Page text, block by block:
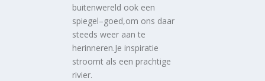
buitenwereld ook een
spiegel–goed,om ons daar
steeds weer aan te
herinneren.Je inspiratie
stroomt als een prachtige
rivier.